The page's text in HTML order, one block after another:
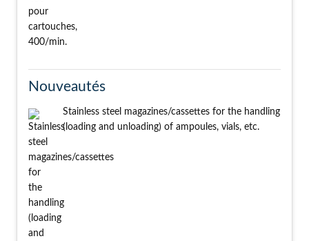
Nouveautés
Stainless steel magazines/cassettes for the handling
(loading and unloading) of ampoules, vials, etc.